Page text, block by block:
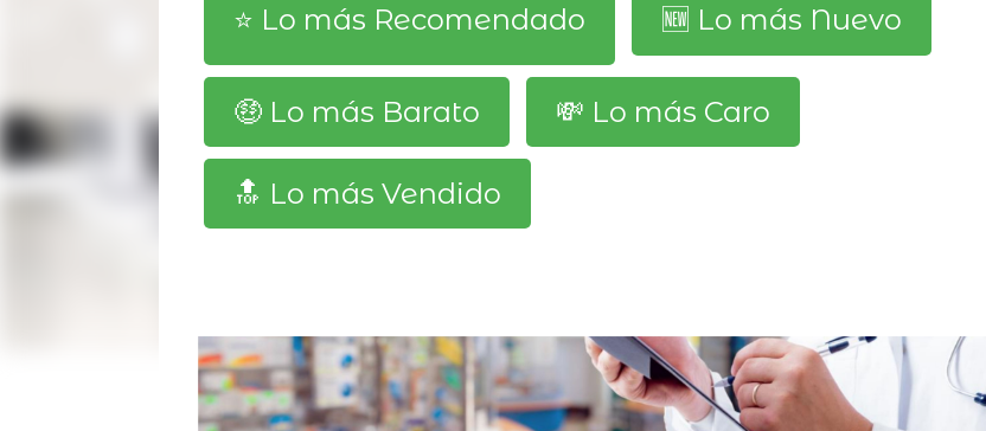
⭐️ Lo más Recomendado 🆕️ Lo más Nuevo
🤑 Lo más Barato 💸 Lo más Caro
🔝 Lo más Vendido